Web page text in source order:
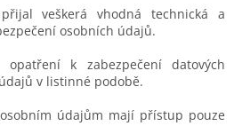
veškerá vhodná technická a
osobních údajů.
k zabezpečení datových
v listinné podobě.
údajům mají přístup pouze